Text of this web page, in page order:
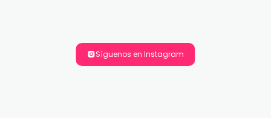
Síguenos en Instagram